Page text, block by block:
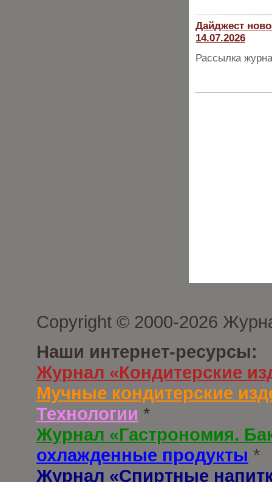
Дайджест
14.07.2026
Рассылка
Copyright © 2000-2026
Наши интернет-ресурсы:
Журнал «Кондитерские
Мучные кондитерские
Технологии *
Журнал «Гастрономия.
охлажденные продукты *
Журнал «Спиртные